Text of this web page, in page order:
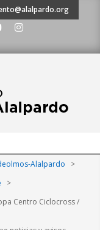
Alalpardo
>
>
Centro Ciclocross /